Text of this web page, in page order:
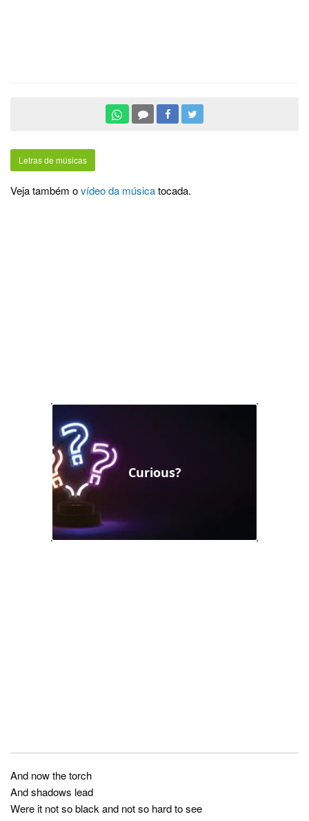
Letras de músicas
Veja também ovídeo da músicatocada.
And now the torch
And shadows lead
Were it not so black and not so hard to see